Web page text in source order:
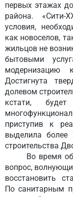
первых этажах
района. «Сити-
условия,
как новоселов,
жильцов не
бытовыми
модернизацию
Достигнута
долевом
кстати,
приступив к
выделила
строительства
Во время
вопрос,
восстановить
По санитарным